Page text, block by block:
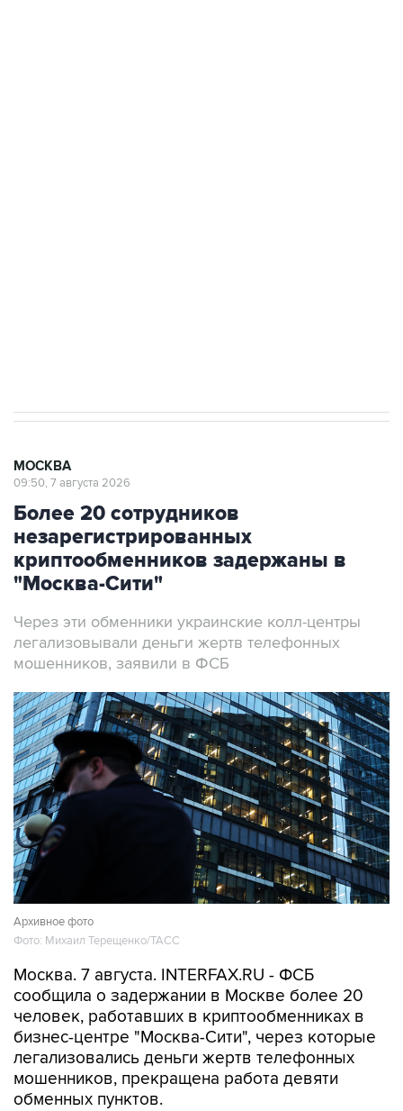
МОСКВА
09:50, 7 августа 2026
Более 20 сотрудников
незарегистрированных
криптообменников задержаны в
"Москва-Сити"
Через эти обменники украинские колл-центры
легализовывали деньги жертв телефонных
мошенников, заявили в ФСБ
Архивное фото
Фото: Михаил Терещенко/ТАСС
Москва. 7 августа. INTERFAX.RU - ФСБ
сообщила о задержании в Москве более 20
человек, работавших в криптообменниках в
бизнес-центре "Москва-Сити", через которые
легализовались деньги жертв телефонных
мошенников, прекращена работа девяти
обменных пунктов.